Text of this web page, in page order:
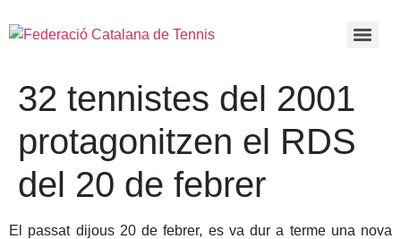
32 tennistes del 2001
protagonitzen el RDS
del 20 de febrer
El passat dijous 20 de febrer, es va dur a terme una nova